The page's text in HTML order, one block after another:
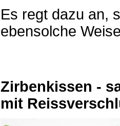
Es regt dazu an,
ebensolche
Zirbenkissen -
mit